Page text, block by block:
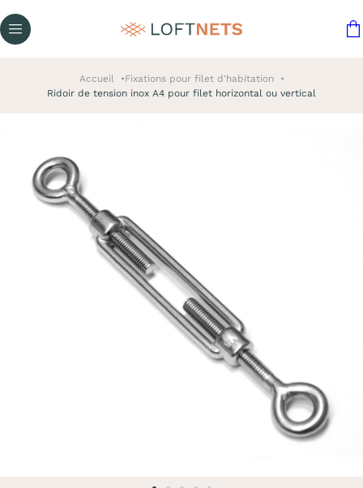
Accueil
Fixations pour filet d'habitation
Ridoir de tension inox A4 pour filet horizontal ou vertical